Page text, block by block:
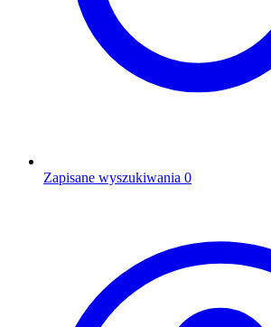
Zapisane wyszukiwania 0